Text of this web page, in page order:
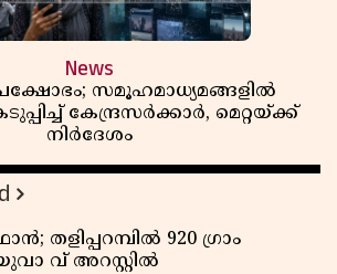
News
സമൂഹമാധ്യമങ്ങളിൽ
കേന്ദ്രസർക്കാർ, മെറ്റയ്ക്ക്
നിർദേശം
തളിപ്പറമ്പിൽ 920 ഗ്രാം
വ് അറസ്റ്റിൽ